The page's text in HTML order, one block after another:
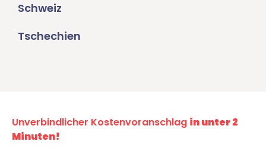
Schweiz
Tschechien
Unverbindlicher Kostenvoranschlag in unter 2
Minuten!